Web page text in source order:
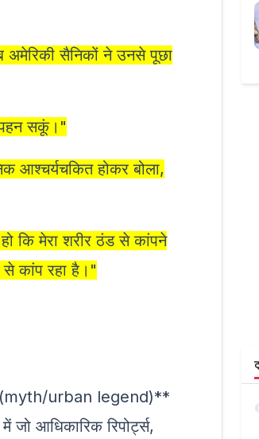
अमेरिकी सैनिकों ने उनसे पूछा
पहन सकूं।"
आश्चर्यचकित होकर बोला,
कि मेरा शरीर ठंड से कांपने
कांप रहा है।"
(myth/urban legend)**
जो आधिकारिक रिपोर्ट्स,